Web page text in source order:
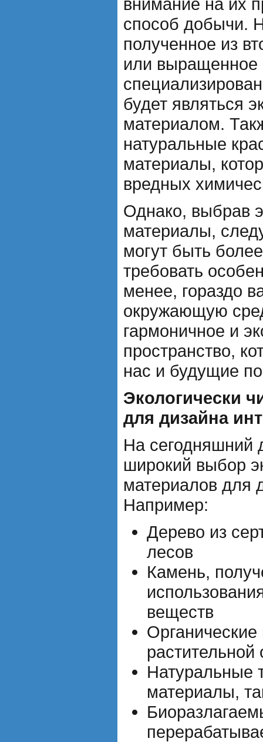
способ добычи.
полученное из
или выращенное
будет являться
материалом.
натуральные
материалы,
вредных
Однако, выбрав
материалы,
могут быть
требовать
менее, гораздо
окружающую
гармоничное и
пространство,
нас и будущие
Экологически
для дизайна
На сегодняшний
широкий выбор
материалов для
Например:
Дерево из
лесов
Камень,
веществ
Органические
растительной
Натуральные
материалы,